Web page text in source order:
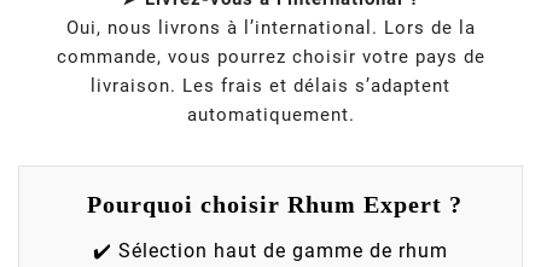
Oui, nous livrons à l’international. Lors de la
commande, vous pourrez choisir votre pays de
livraison. Les frais et délais s’adaptent
automatiquement.
Pourquoi choisir Rhum Expert ?
✔️ Sélection haut de gamme de rhum